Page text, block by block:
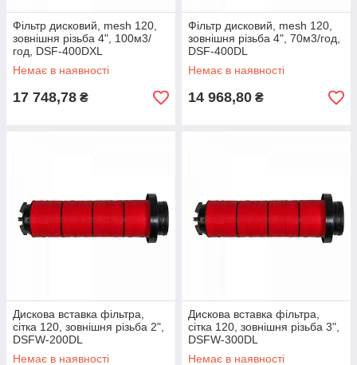
Фільтр дисковий, mesh 120,
зовнішня різьба 4", 100м3/
год, DSF-400DXL
Немає в наявності
17 748,78 ₴
Фільтр дисковий, mesh 120,
зовнішня різьба 4", 70м3/год,
DSF-400DL
Немає в наявності
14 968,80 ₴
Дискова вставка фільтра,
сітка 120, зовнішня різьба 2",
DSFW-200DL
Немає в наявності
Дискова вставка фільтра,
сітка 120, зовнішня різьба 3",
DSFW-300DL
Немає в наявності